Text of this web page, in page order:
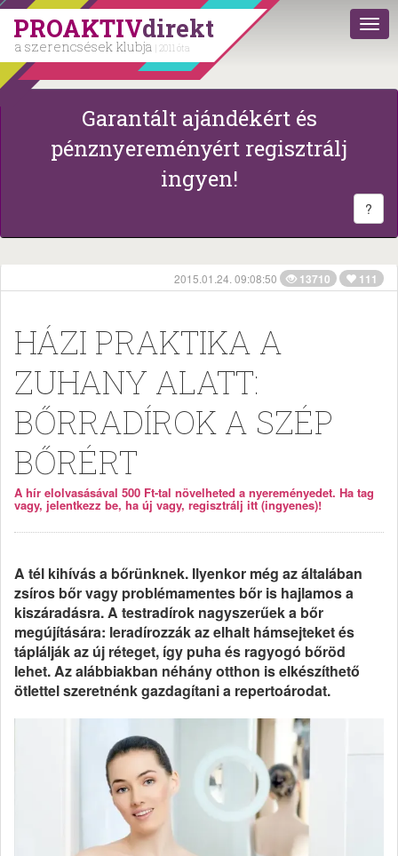
PROAKTIVdirekt
a szerencsések klubja | 2011 óta
Garantált ajándékért és
pénznyereményért regisztrálj
ingyen!
?
2015.01.24. 09:08:50 13710 111
HÁZI PRAKTIKA A
ZUHANY ALATT:
BŐRRADÍROK A SZÉP
BŐRÉRT
A hír elolvasásával 500 Ft-tal növelheted a nyereményedet. Ha tag
vagy, jelentkezz be, ha új vagy, regisztrálj itt (ingyenes)!
A tél kihívás a bőrünknek. Ilyenkor még az általában
zsíros bőr vagy problémamentes bőr is hajlamos a
kiszáradásra. A testradírok nagyszerűek a bőr
megújítására: leradírozzák az elhalt hámsejteket és
táplálják az új réteget, így puha és ragyogó bőröd
lehet. Az alábbiakban néhány otthon is elkészíthető
ötlettel szeretnénk gazdagítani a repertoárodat.